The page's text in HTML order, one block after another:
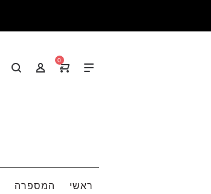
0
ראשי המספרה